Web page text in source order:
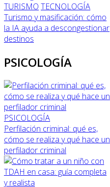
TURISMO TECNOLOGÍA
Turismo y masificación: cómo
la IA ayuda a descongestionar
destinos
PSICOLOGÍA
PSICOLOGÍA
Perfilación criminal: qué es,
cómo se realiza y qué hace un
perfilador criminal